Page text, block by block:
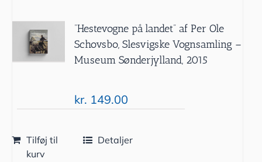
”Hestevogne på landet” af Per Ole
Schovsbo, Slesvigske Vognsamling –
Museum Sønderjylland, 2015
kr. 149.00
Tilføj til
kurv
Detaljer